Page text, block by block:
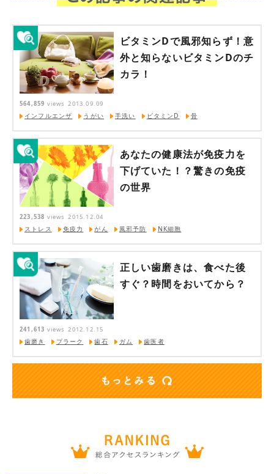
ビタミンDで風邪知らず！意
外と知らないビタミンDのチ
カラ！
564,859 views 2013.09.09
インフルエンザ うがい 手洗い ビタミンD 骨
あなたの健康法が免疫力を
下げていた！？驚きの免疫
の世界
223,538 views 2015.12.04
ストレス 免疫力 がん 風邪予防 NK細胞
正しい歯磨きは、食べた後
すぐ？時間をおいてから？
241,613 views 2012.12.15
歯磨き プラーク 歯石 ガム 歯医者